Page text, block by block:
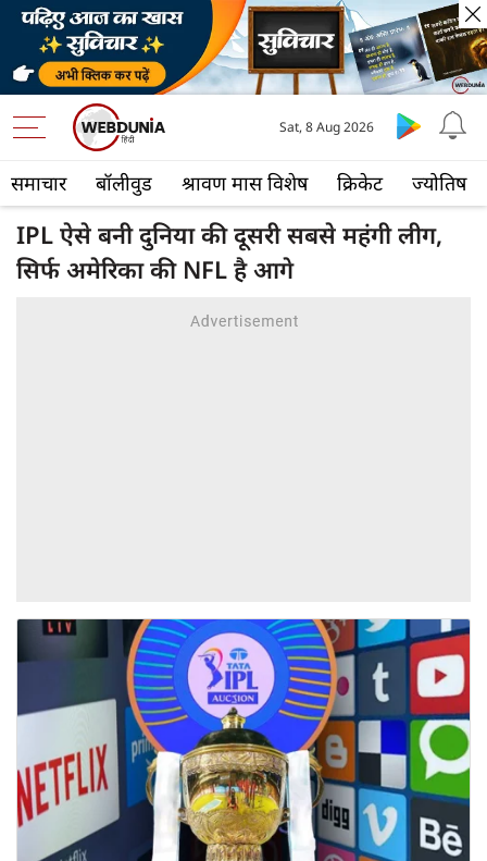
समाचार बॉलीवुड श्रावण मास विशेष क्रिकेट ज्योतिष
Sat, 8 Aug 2026
IPL ऐसे बनी दुनिया की दूसरी सबसे महंगी लीग,
सिर्फ अमेरिका की NFL है आगे